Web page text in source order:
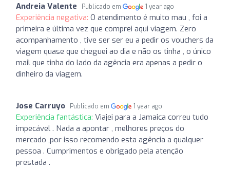
Andreia Valente Publicado em 1 year ago
Experiência negativa: O atendimento é muito mau , foi a
primeira e última vez que comprei aqui viagem. Zero
acompanhamento , tive ser ser eu a pedir os vouchers da
viagem quase que cheguei ao dia e não os tinha , o único
mail que tinha do lado da agência era apenas a pedir o
dinheiro da viagem.
Jose Carruyo Publicado em 1 year ago
Experiência fantástica: Viajei para a Jamaica correu tudo
impecável . Nada a apontar , melhores preços do
mercado ,por isso recomendo esta agência a qualquer
pessoa . Cumprimentos e obrigado pela atenção
prestada .